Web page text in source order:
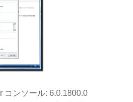
コンソール: 6.0.1800.0